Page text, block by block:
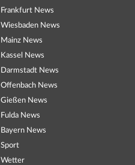
Frankfurt News
Wiesbaden News
Mainz News
Kassel News
Darmstadt News
Offenbach News
Gießen News
Fulda News
Bayern News
Sport
Wetter